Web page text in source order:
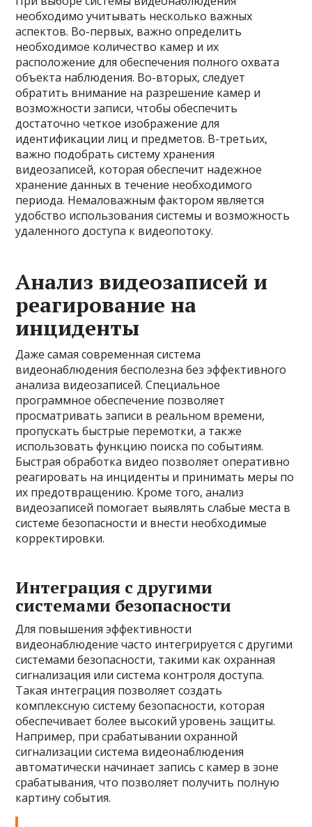
необходимо учитывать несколько важных
аспектов. Во-первых, важно определить
необходимое количество камер и их
расположение для обеспечения полного охвата
объекта наблюдения. Во-вторых, следует
обратить внимание на разрешение камер и
возможности записи, чтобы обеспечить
достаточно четкое изображение для
идентификации лиц и предметов. В-третьих,
важно подобрать систему хранения
видеозаписей, которая обеспечит надежное
хранение данных в течение необходимого
периода. Немаловажным фактором является
удобство использования системы и возможность
удаленного доступа к видеопотоку.
Анализ видеозаписей и
реагирование на
инциденты
Даже самая современная система
видеонаблюдения бесполезна без эффективного
анализа видеозаписей. Специальное
программное обеспечение позволяет
просматривать записи в реальном времени,
пропускать быстрые перемотки, а также
использовать функцию поиска по событиям.
Быстрая обработка видео позволяет оперативно
реагировать на инциденты и принимать меры по
их предотвращению. Кроме того, анализ
видеозаписей помогает выявлять слабые места в
системе безопасности и внести необходимые
корректировки.
Интеграция с другими
системами безопасности
Для повышения эффективности
видеонаблюдение часто интегрируется с другими
системами безопасности, такими как охранная
сигнализация или система контроля доступа.
Такая интеграция позволяет создать
комплексную систему безопасности, которая
обеспечивает более высокий уровень защиты.
Например, при срабатывании охранной
сигнализации система видеонаблюдения
автоматически начинает запись с камер в зоне
срабатывания, что позволяет получить полную
картину события.